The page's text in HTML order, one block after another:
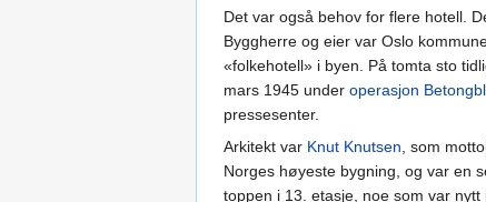
Det var også behov for flere hotell.
Byggherre og eier var Oslo
«folkehotell» i byen. På tomta sto
mars 1945 under operasjon
pressesenter.
Arkitekt var Knut Knutsen, som
Norges høyeste bygning, og var en
toppen i 13. etasje, noe som var nytt